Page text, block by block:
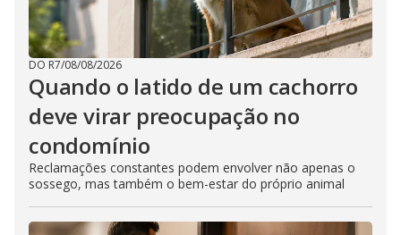
DO R7/08/08/2026
Quando o latido de um cachorro
deve virar preocupação no
condomínio
Reclamações constantes podem envolver não apenas o
sossego, mas também o bem-estar do próprio animal